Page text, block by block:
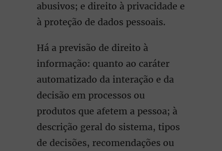
abusivos; e direito à privacidade e
à proteção de dados pessoais.
Há a previsão de direito à
informação: quanto ao caráter
automatizado da interação e da
decisão em processos ou
produtos que afetem a pessoa; à
descrição geral do sistema, tipos
de decisões, recomendações ou